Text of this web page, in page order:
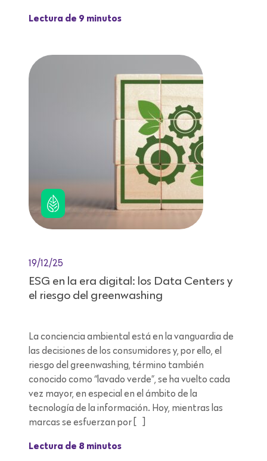
Lectura de 9 minutos
19/12/25
ESG en la era digital: los Data Centers y
el riesgo del greenwashing
La conciencia ambiental está en la vanguardia de
las decisiones de los consumidores y, por ello, el
riesgo del greenwashing, término también
conocido como “lavado verde”, se ha vuelto cada
vez mayor, en especial en el ámbito de la
tecnología de la información. Hoy, mientras las
marcas se esfuerzan por […]
Lectura de 8 minutos